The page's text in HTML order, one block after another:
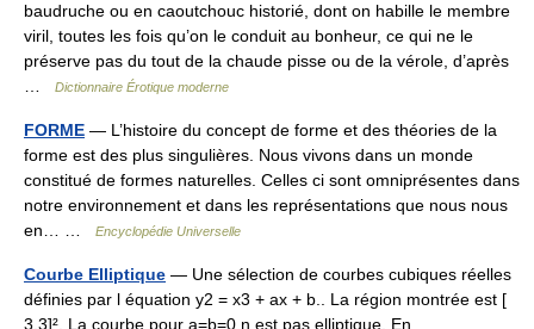
baudruche ou en caoutchouc historié, dont on habille le membre
viril, toutes les fois qu’on le conduit au bonheur, ce qui ne le
préserve pas du tout de la chaude pisse ou de la vérole, d’après
Dictionnaire Érotique moderne
FORME — L’histoire du concept de forme et des théories de la
forme est des plus singulières. Nous vivons dans un monde
constitué de formes naturelles. Celles ci sont omniprésentes dans
notre environnement et dans les représentations que nous nous
en… …
Encyclopédie Universelle
Courbe Elliptique — Une sélection de courbes cubiques réelles
définies par l équation y2 = x3 + ax + b.. La région montrée est [
3,3]². La courbe pour a=b=0 n est pas elliptique. En